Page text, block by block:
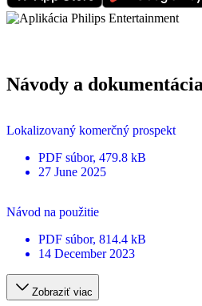
Návody a dokumentácia
Lokalizovaný komerčný prospekt
PDF súbor, 479.8 kB
27 June 2025
Návod na použitie
PDF súbor, 814.4 kB
14 December 2023
Zobraziť viac